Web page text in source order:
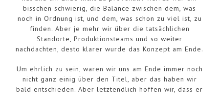
bisschen schwierig, die Balance zwischen dem, was
noch in Ordnung ist, und dem, was schon zu viel ist, zu
finden. Aber je mehr wir über die tatsächlichen
Standorte, Produktionsteams und so weiter
nachdachten, desto klarer wurde das Konzept am Ende.
Um ehrlich zu sein, waren wir uns am Ende immer noch
nicht ganz einig über den Titel, aber das haben wir
bald entschieden. Aber letztendlich hoffen wir, dass er